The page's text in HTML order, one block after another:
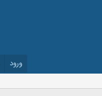
ورود